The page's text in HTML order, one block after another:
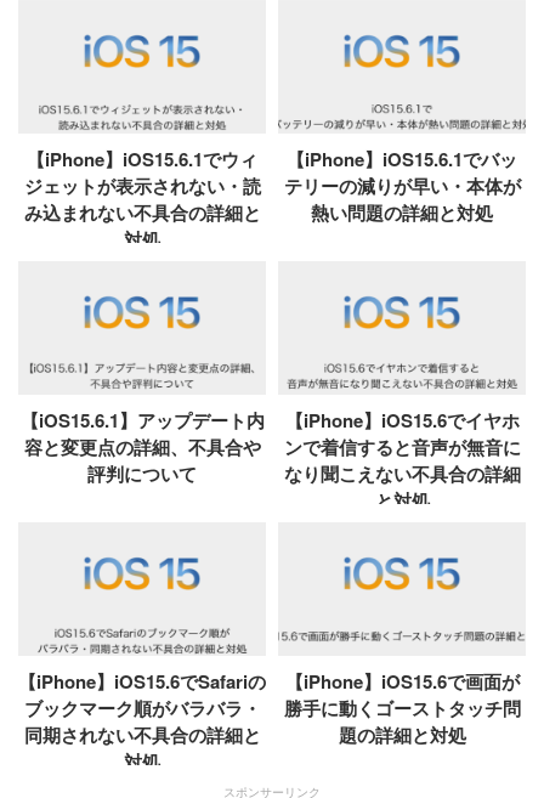
【iPhone】iOS15.6.1でウィ
ジェットが表示されない・読
み込まれない不具合の詳細と
対処
【iPhone】iOS15.6.1でバッ
テリーの減りが早い・本体が
熱い問題の詳細と対処
【iOS15.6.1】アップデート内
容と変更点の詳細、不具合や
評判について
【iPhone】iOS15.6でイヤホ
ンで着信すると音声が無音に
なり聞こえない不具合の詳細
と対処
【iPhone】iOS15.6でSafariの
ブックマーク順がバラバラ・
同期されない不具合の詳細と
対処
【iPhone】iOS15.6で画面が
勝手に動くゴーストタッチ問
題の詳細と対処
スポンサーリンク